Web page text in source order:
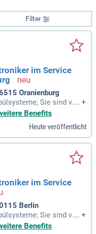
Filter
im Service
Oranienburg
Sie sind ver
unserer
Spülhygiene bereitet Ih
+
Benefits
Heute veröffentlicht
im Service
Berlin
Sie sind ver
unserer
+
Benefits